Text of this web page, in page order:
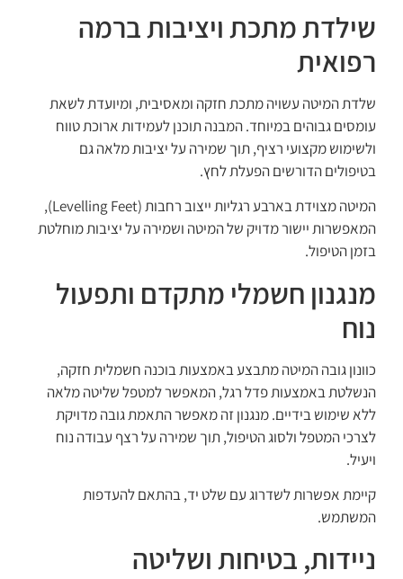
שילדת מתכת ויציבות ברמה
רפואית
שלדת המיטה עשויה מתכת חזקה ומאסיבית, ומיועדת לשאת
עומסים גבוהים במיוחד. המבנה תוכנן לעמידות ארוכת טווח
ולשימוש מקצועי רציף, תוך שמירה על יציבות מלאה גם
בטיפולים הדורשים הפעלת לחץ.
המיטה מצוידת בארבע רגליות ייצוב רחבות (Levelling Feet),
המאפשרות יישור מדויק של המיטה ושמירה על יציבות מוחלטת
בזמן הטיפול.
מנגנון חשמלי מתקדם ותפעול
נוח
כוונון גובה המיטה מתבצע באמצעות בוכנה חשמלית חזקה,
הנשלטת באמצעות פדל רגל, המאפשר למטפל שליטה מלאה
ללא שימוש בידיים. מנגנון זה מאפשר התאמת גובה מדויקת
לצרכי המטפל ולסוג הטיפול, תוך שמירה על רצף עבודה נוח
ויעיל.
קיימת אפשרות לשדרוג עם שלט יד, בהתאם להעדפות
המשתמש.
ניידות, בטיחות ושליטה